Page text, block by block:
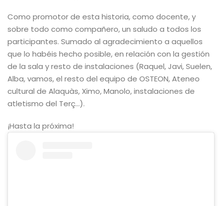
Como promotor de esta historia, como docente, y
sobre todo como compañero, un saludo a todos los
participantes. Sumado al agradecimiento a aquellos
que lo habéis hecho posible, en relación con la gestión
de la sala y resto de instalaciones (Raquel, Javi, Suelen,
Alba, vamos, el resto del equipo de OSTEON, Ateneo
cultural de Alaquàs, Ximo, Manolo, instalaciones de
atletismo del Terç…).
¡Hasta la próxima!